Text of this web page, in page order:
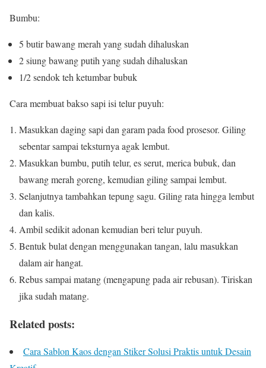
Bumbu:
5 butir bawang merah yang sudah dihaluskan
2 siung bawang putih yang sudah dihaluskan
1/2 sendok teh ketumbar bubuk
Cara membuat bakso sapi isi telur puyuh:
Masukkan daging sapi dan garam pada food prosesor. Giling
sebentar sampai teksturnya agak lembut.
Masukkan bumbu, putih telur, es serut, merica bubuk, dan
bawang merah goreng, kemudian giling sampai lembut.
Selanjutnya tambahkan tepung sagu. Giling rata hingga lembut
dan kalis.
Ambil sedikit adonan kemudian beri telur puyuh.
Bentuk bulat dengan menggunakan tangan, lalu masukkan
dalam air hangat.
Rebus sampai matang (mengapung pada air rebusan). Tiriskan
jika sudah matang.
Related posts:
Cara Sablon Kaos dengan Stiker Solusi Praktis untuk Desain